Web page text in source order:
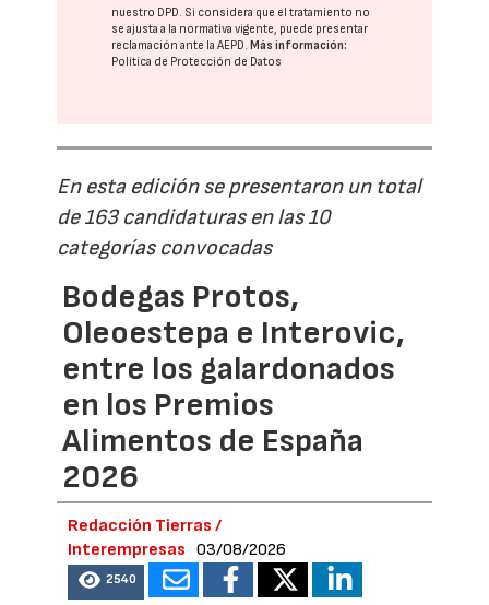
nuestro DPD. Si considera que el tratamiento no
se ajusta a la normativa vigente, puede presentar
reclamación ante laAEPD. Más información:
Política de Protección de Datos
En esta edición se presentaron un total
de 163 candidaturas en las 10
categorías convocadas
Bodegas Protos,
Oleoestepa e Interovic,
entre los galardonados
en los Premios
Alimentos de España
2026
Redacción Tierras /
Interempresas
03/08/2026
2540